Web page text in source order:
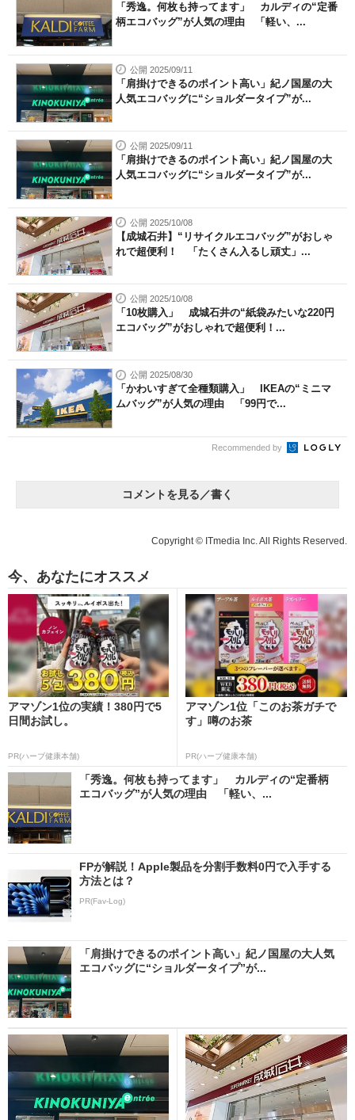
「秀逸。何枚も持ってます」 カルディの“定番
柄エコバッグ”が人気の理由 「軽い、...
公開 2025/09/11
「肩掛けできるのポイント高い」紀ノ国屋の大
人気エコバッグに“ショルダータイプ”が...
公開 2025/09/11
「肩掛けできるのポイント高い」紀ノ国屋の大
人気エコバッグに“ショルダータイプ”が...
公開 2025/10/08
【成城石井】“リサイクルエコバッグ”がおしゃ
れで超便利！ 「たくさん入るし頑丈」...
公開 2025/10/08
「10枚購入」 成城石井の“紙袋みたいな220円
エコバッグ”がおしゃれで超便利！...
公開 2025/08/30
「かわいすぎて全種類購入」 IKEAの“ミニマ
ムバッグ”が人気の理由 「99円で...
Recommended by
コメントを見る／書く
Copyright © ITmedia Inc. All Rights Reserved.
今、あなたにオススメ
アマゾン1位の実績！380円で5
日間お試し。
PR(ハーブ健康本舗)
アマゾン1位「このお茶ガチで
す」噂のお茶
PR(ハーブ健康本舗)
「秀逸。何枚も持ってます」 カルディの“定番柄
エコバッグ”が人気の理由 「軽い、...
FPが解説！Apple製品を分割手数料0円で入手する
方法とは？
PR(Fav-Log)
「肩掛けできるのポイント高い」紀ノ国屋の大人気
エコバッグに“ショルダータイプ”が...